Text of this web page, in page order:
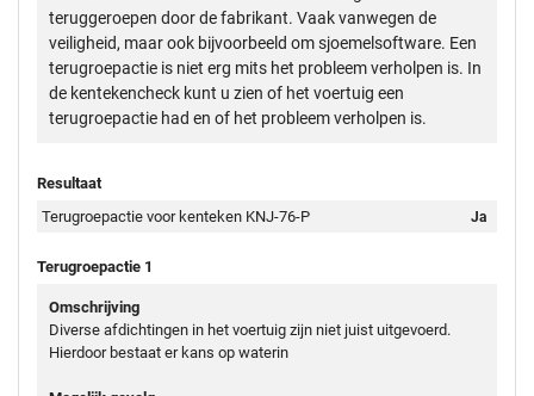
teruggeroepen door de fabrikant. Vaak vanwegen de
veiligheid, maar ook bijvoorbeeld om sjoemelsoftware. Een
terugroepactie is niet erg mits het probleem verholpen is. In
de kentekencheck kunt u zien of het voertuig een
terugroepactie had en of het probleem verholpen is.
Resultaat
Terugroepactie voor kenteken KNJ-76-P
Ja
Terugroepactie 1
Omschrijving
Diverse afdichtingen in het voertuig zijn niet juist uitgevoerd.
Hierdoor bestaat er kans op waterin